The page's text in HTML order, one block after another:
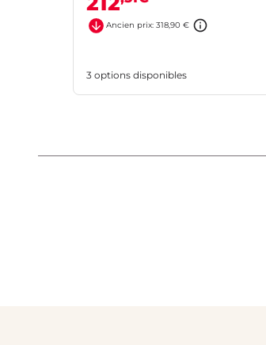
Ancien prix: 318,90 €
3 options disponibles